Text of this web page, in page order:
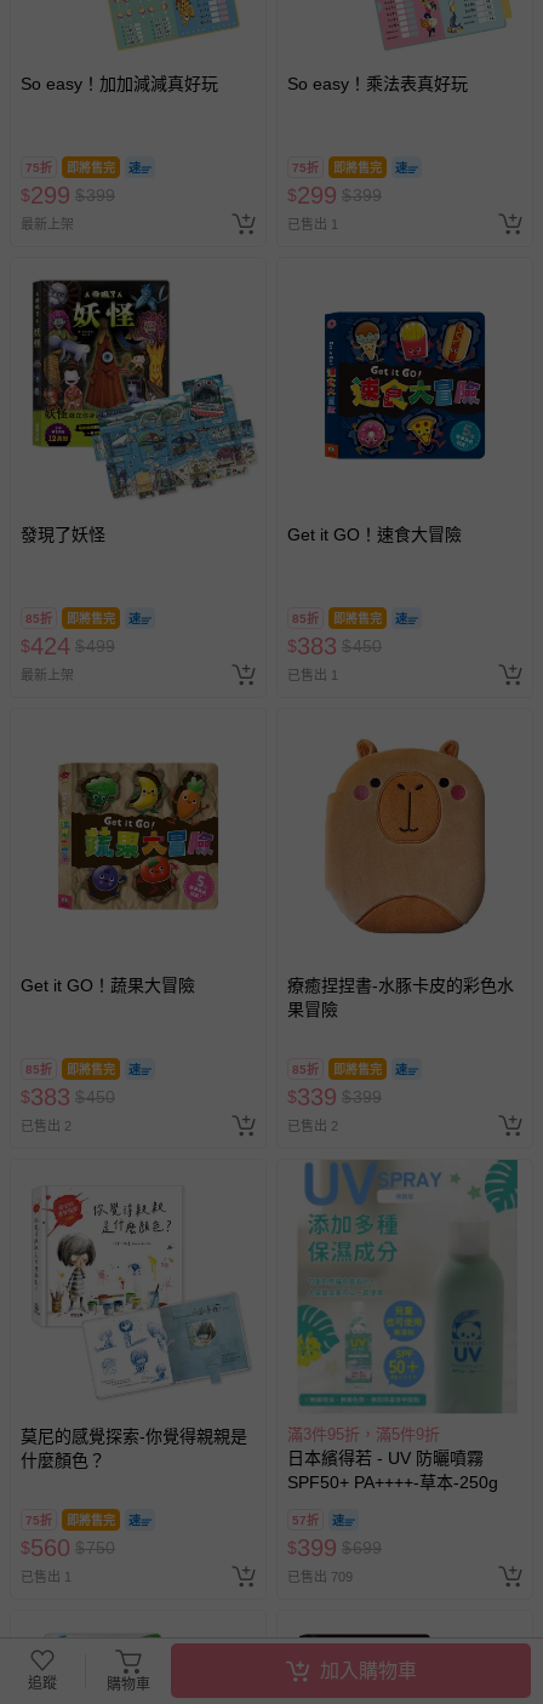
So easy！加加減減真好玩
75折 即將售完
$299 $399
最新上架
So easy！乘法表真好玩
75折 即將售完
$299 $399
已售出 1
發現了妖怪
85折 即將售完
$424 $499
最新上架
Get it GO！速食大冒險
85折 即將售完
$383 $450
已售出 1
Get it GO！蔬果大冒險
85折 即將售完
$383 $450
已售出 2
療癒捏捏書-水豚卡皮的彩色水
果冒險
85折 即將售完
$339 $399
已售出 2
莫尼的感覺探索-你覺得親親是
什麼顏色？
75折 即將售完
$560 $750
已售出 1
滿3件95折，滿5件9折
日本繽得若 - UV 防曬噴霧
SPF50+ PA++++-草本-250g
57折
$399 $699
已售出 709
追蹤 購物車
加入購物車